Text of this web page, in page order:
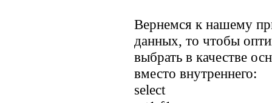
Вернемся к нашему
данных, то чтобы
выбрать в качестве
вместо внутреннего:
select